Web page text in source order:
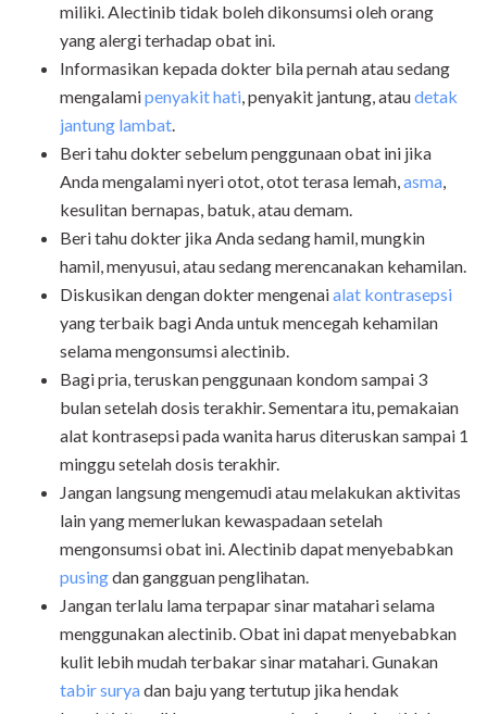
miliki. Alectinib tidak boleh dikonsumsi oleh orang
yang alergi terhadap obat ini.
Informasikan kepada dokter bila pernah atau sedang
mengalamipenyakit hati, penyakit jantung, ataudetak
jantung lambat.
Beri tahu dokter sebelum penggunaan obat ini jika
Anda mengalami nyeri otot, otot terasa lemah,asma,
kesulitan bernapas, batuk, atau demam.
Beri tahu dokter jika Anda sedang hamil, mungkin
hamil, menyusui, atau sedang merencanakan kehamilan.
Diskusikan dengan dokter mengenaialat kontrasepsi
yang terbaik bagi Anda untuk mencegah kehamilan
selama mengonsumsi alectinib.
Bagi pria, teruskan penggunaan kondom sampai 3
bulan setelah dosis terakhir. Sementara itu, pemakaian
alat kontrasepsi pada wanita harus diteruskan sampai 1
minggu setelah dosis terakhir.
Jangan langsung mengemudi atau melakukan aktivitas
lain yang memerlukan kewaspadaan setelah
mengonsumsi obat ini. Alectinib dapat menyebabkan
pusingdan gangguan penglihatan.
Jangan terlalu lama terpapar sinar matahari selama
menggunakan alectinib. Obat ini dapat menyebabkan
kulit lebih mudah terbakar sinar matahari. Gunakan
tabir suryadan baju yang tertutup jika hendak